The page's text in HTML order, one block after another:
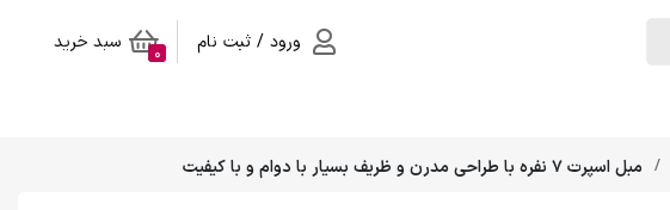
ورود / ثبت نام سبد خرید
0
مبل اسپرت 7 نفره با طراحی مدرن و ظریف بسیار با دوام و با کیفیت